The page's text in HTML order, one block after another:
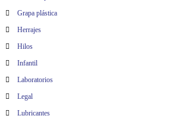
Grapa plástica
Herrajes
Hilos
Infantil
Laboratorios
Legal
Lubricantes